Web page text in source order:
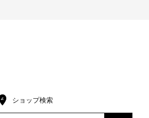
ショップ検索